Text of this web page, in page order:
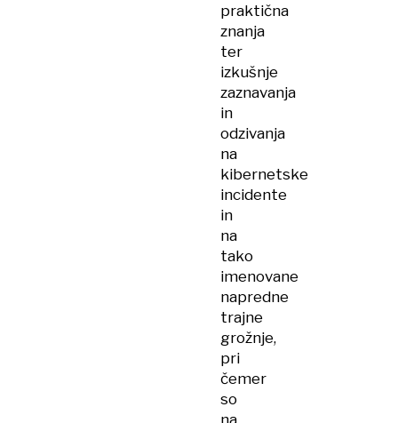
praktična
znanja
ter
izkušnje
zaznavanja
in
odzivanja
na
kibernetske
incidente
in
na
tako
imenovane
napredne
trajne
grožnje,
pri
čemer
so
na